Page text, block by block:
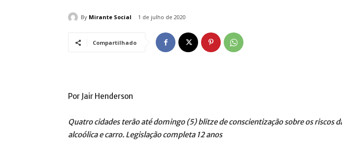
By Mirante Social 1 de julho de 2020
Compartilhado
Por Jair Henderson
Quatro cidades terão até domingo (5) blitze de conscientização sobre os riscos
alcoólica e carro. Legislação completa 12 anos